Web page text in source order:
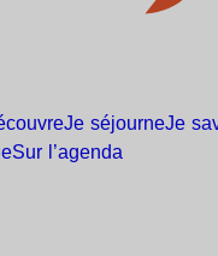
Je séjourneJe
Sur l’agenda